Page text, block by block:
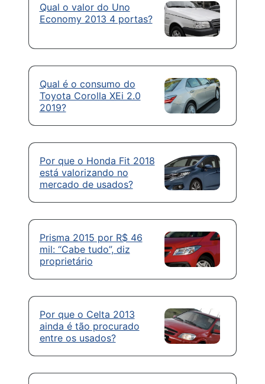
Qual o valor do Uno
Economy 2013 4 portas?
Qual é o consumo do
Toyota Corolla XEi 2.0
2019?
Por que o Honda Fit 2018
está valorizando no
mercado de usados?
Prisma 2015 por R$ 46
mil: “Cabe tudo”, diz
proprietário
Por que o Celta 2013
ainda é tão procurado
entre os usados?